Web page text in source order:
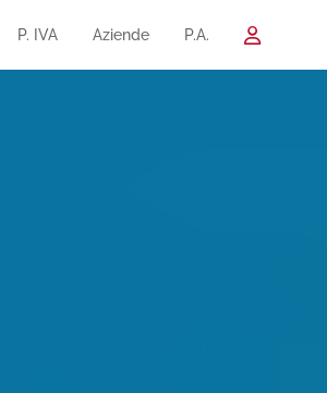
P. IVA Aziende P.A.